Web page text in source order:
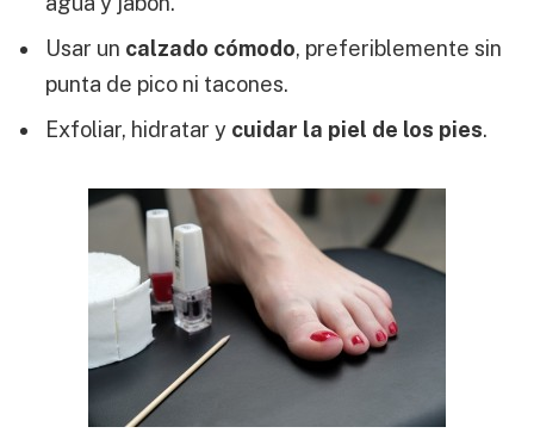
Usar un calzado cómodo, preferiblemente sin
punta de pico ni tacones.
Exfoliar, hidratar y cuidar la piel de los pies.